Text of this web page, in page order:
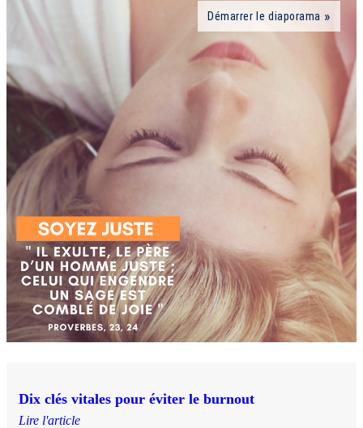
Démarrer le diaporama
Dix clés vitales pour éviter le burnout
Lire l'article